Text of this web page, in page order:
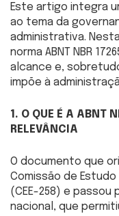
Este artigo integra
ao tema da
administrativa.
norma ABNT NBR
alcance e,
impõe à
1. O QUE É A ABNT
RELEVÂNCIA
O documento que
Comissão de
(CEE-258) e
nacional, que